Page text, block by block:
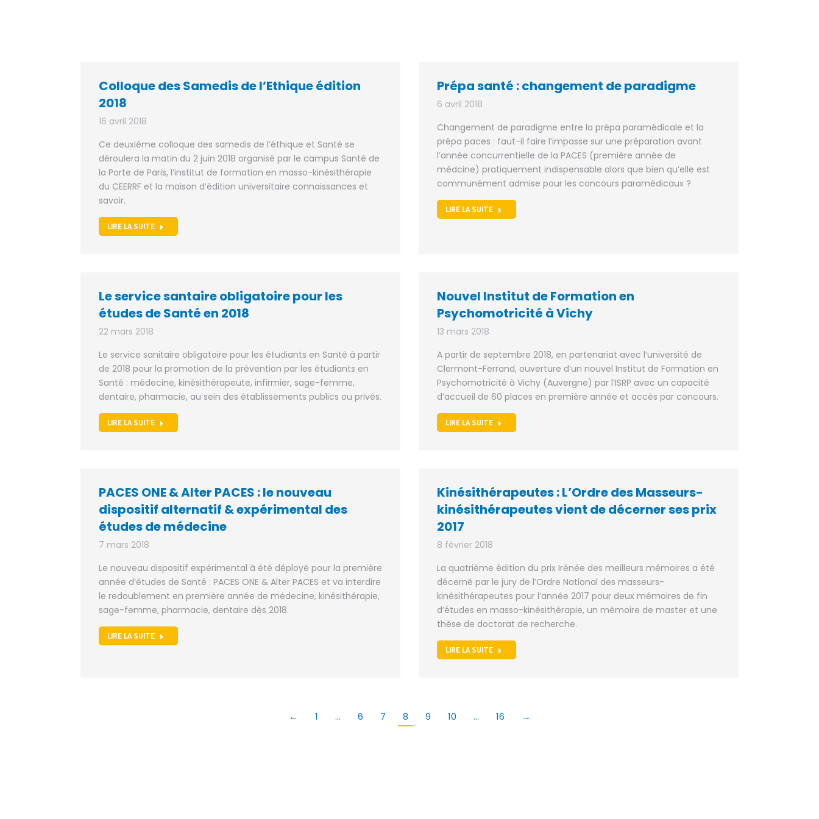
Colloque des Samedis de l’Ethique édition
2018
16 avril 2018
Ce deuxième colloque des samedis de l’éthique et Santé se
déroulera la matin du 2 juin 2018 organisé par le campus Santé de
la Porte de Paris, l’institut de formation en masso-kinésithérapie
du CEERRF et la maison d’édition universitaire connaissances et
savoir.
LIRE LA SUITE
Prépa santé : changement de paradigme
6 avril 2018
Changement de paradigme entre la prépa paramédicale et la
prépa paces : faut-il faire l’impasse sur une préparation avant
l’année concurrentielle de la PACES (première année de
médcine) pratiquement indispensable alors que bien qu’elle est
communément admise pour les concours paramédicaux ?
LIRE LA SUITE
Le service santaire obligatoire pour les
études de Santé en 2018
22 mars 2018
Le service sanitaire obligatoire pour les étudiants en Santé à partir
de 2018 pour la promotion de la prévention par les étudiants en
Santé : médecine, kinésithérapeute, infirmier, sage-femme,
dentaire, pharmacie, au sein des établissements publics ou privés.
LIRE LA SUITE
Nouvel Institut de Formation en
Psychomotricité à Vichy
13 mars 2018
A partir de septembre 2018, en partenariat avec l’université de
Clermont-Ferrand, ouverture d’un nouvel Institut de Formation en
Psychomotricité à Vichy (Auvergne) par l’ISRP avec un capacité
d’accueil de 60 places en première année et accès par concours.
LIRE LA SUITE
PACES ONE & Alter PACES : le nouveau
dispositif alternatif & expérimental des
études de médecine
7 mars 2018
Le nouveau dispositif expérimental à été déployé pour la première
année d’études de Santé : PACES ONE & Alter PACES et va interdire
le redoublement en première année de médecine, kinésithérapie,
sage-femme, pharmacie, dentaire dès 2018.
LIRE LA SUITE
Kinésithérapeutes : L’Ordre des Masseurs-
kinésithérapeutes vient de décerner ses prix
2017
8 février 2018
La quatrième édition du prix Irénée des meilleurs mémoires a été
décerné par le jury de l’Ordre National des masseurs-
kinésithérapeutes pour l’année 2017 pour deux mémoires de fin
d’études en masso-kinésithérapie, un mémoire de master et une
thèse de doctorat de recherche.
LIRE LA SUITE
← 1 … 6 7 8 9 10 … 16 →